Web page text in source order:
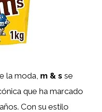
la moda, m & s se
que ha marcado
Con su estilo